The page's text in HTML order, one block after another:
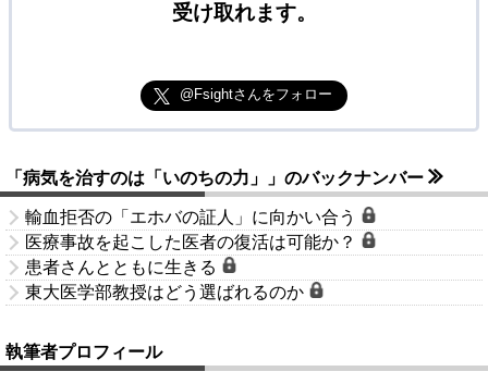
受け取れます。
@Fsightさんをフォロー
「病気を治すのは「いのちの力」」のバックナンバー
輸血拒否の「エホバの証人」に向かい合う
医療事故を起こした医者の復活は可能か？
患者さんとともに生きる
東大医学部教授はどう選ばれるのか
執筆者プロフィール